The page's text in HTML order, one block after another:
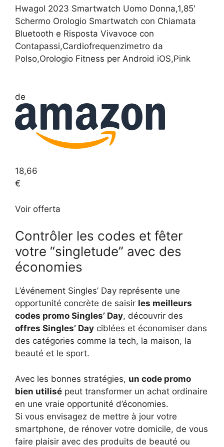
Hwagol 2023 Smartwatch Uomo Donna,1,85′
Schermo Orologio Smartwatch con Chiamata
Bluetooth e Risposta Vivavoce con
Contapassi,Cardiofrequenzimetro da
Polso,Orologio Fitness per Android iOS,Pink
de
18,66
€
Voir offerta
Contrôler les codes et fêter
votre “singletude” avec des
économies
L’événement Singles’ Day représente une
opportunité concrète de saisir les meilleurs
codes promo Singles’ Day, découvrir des
offres Singles’ Day ciblées et économiser dans
des catégories comme la tech, la maison, la
beauté et le sport.
Avec les bonnes stratégies, un code promo
bien utilisé peut transformer un achat ordinaire
en une vraie opportunité d’économies.
Si vous envisagez de mettre à jour votre
smartphone, de rénover votre domicile, de vous
faire plaisir avec des produits de beauté ou